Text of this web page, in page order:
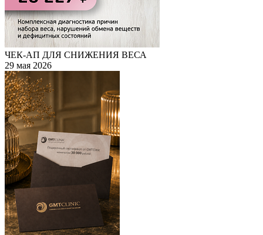
ЧЕК-АП ДЛЯ СНИЖЕНИЯ ВЕСА
29 мая 2026